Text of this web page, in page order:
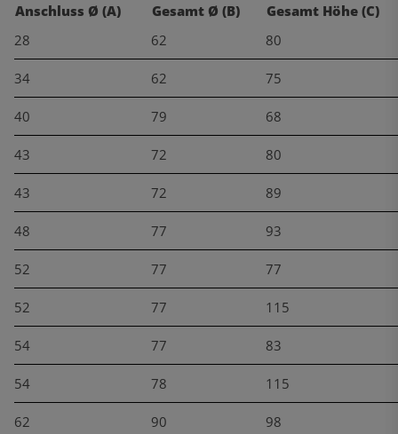
Anschluss Ø (A) Gesamt Ø (B)
Gesamt Höhe (C)
28
62 80
34 62 75
40 79 68
43 72 80
43 72 89
48 77 93
52 77 77
52 77 115
54 77 83
54 78 115
62 90 98